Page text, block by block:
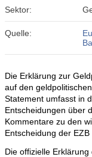
Sektor:
Quelle:
Die Erklärung zur
auf den
Statement umfasst in
Entscheidungen über
Kommentare zu den
Entscheidung der EZB
Die offizielle